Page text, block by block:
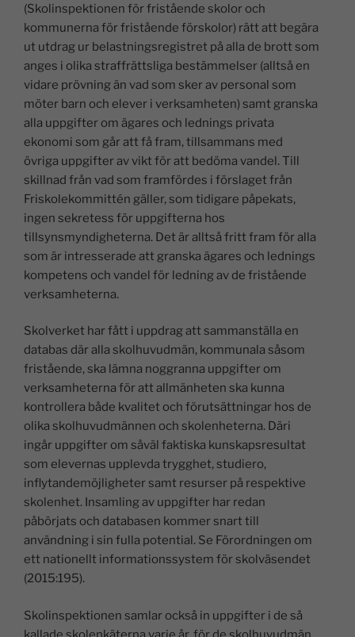
(Skolinspektionen för fristående skolor och
kommunerna för fristående förskolor) rätt att begära
ut utdrag ur belastningsregistret på alla de brott som
anges i olika straffrättsliga bestämmelser (alltså en
vidare prövning än vad som sker av personal som
möter barn och elever i verksamheten) samt granska
alla uppgifter om ägares och lednings privata
ekonomi som går att få fram, tillsammans med
övriga uppgifter av vikt för att bedöma vandel. Till
skillnad från vad som framfördes i förslaget från
Friskolekommittén gäller, som tidigare påpekats,
ingen sekretess för uppgifterna hos
tillsynsmyndigheterna. Det är alltså fritt fram för alla
som är intresserade att granska ägares och lednings
kompetens och vandel för ledning av de fristående
verksamheterna.
Skolverket har fått i uppdrag att sammanställa en
databas där alla skolhuvudmän, kommunala såsom
fristående, ska lämna noggranna uppgifter om
verksamheterna för att allmänheten ska kunna
kontrollera både kvalitet och förutsättningar hos de
olika skolhuvudmännen och skolenheterna. Däri
ingår uppgifter om såväl faktiska kunskapsresultat
som elevernas upplevda trygghet, studiero,
inflytandemöjligheter samt resurser på respektive
skolenhet. Insamling av uppgifter har redan
påbörjats och databasen kommer snart till
användning i sin fulla potential. Se Förordningen om
ett nationellt informationssystem för skolväsendet
(2015:195).
Skolinspektionen samlar också in uppgifter i de så